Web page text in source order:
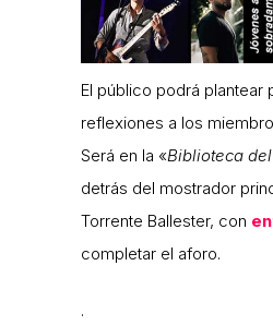
El público podrá plantear
reflexiones a los
Será en la «Biblioteca
detrás del mostrador
Torrente Ballester, con
completar el aforo.
.